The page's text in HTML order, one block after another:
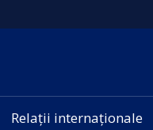
Relații internaționale